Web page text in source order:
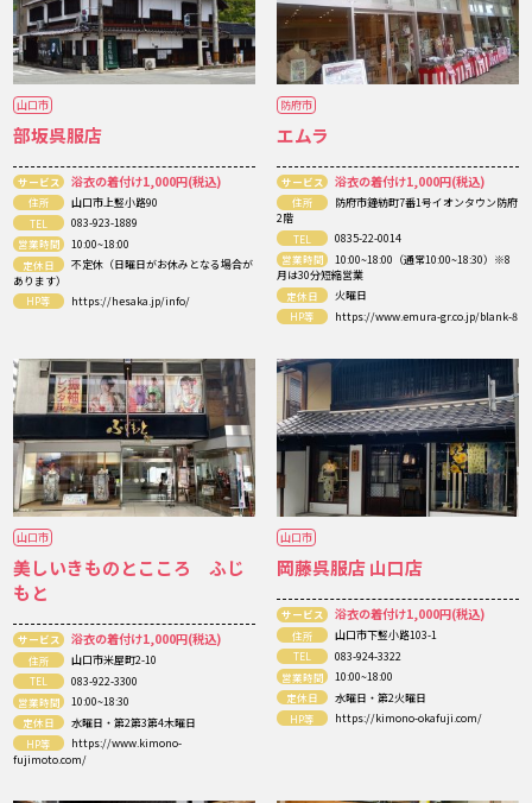
山口市
部坂呉服店
サービス 浴衣の着付け1,000円(税込)
住所 山口市上竪小路90
TEL 083-923-1889
営業時間 10:00~18:00
定休日
不定休（日曜日がお休みとなる場合が
あります）
HP等 https://hesaka.jp/info/
防府市
エムラ
サービス 浴衣の着付け1,000円(税込)
住所
防府市鐘紡町7番1号イオンタウン防府
2階
TEL 0835-22-0014
営業時間
10:00~18:00（通常10:00~18:30）※8
月は30分短縮営業
定休日 火曜日
HP等 https://www.emura-gr.co.jp/blank-8
山口市
美しいきものとこころ ふじ
もと
サービス 浴衣の着付け1,000円(税込)
住所 山口市米屋町2-10
TEL 083-922-3300
営業時間 10:00~18:30
定休日 水曜日・第2第3第4木曜日
HP等
https://www.kimono-
fujimoto.com/
山口市
岡藤呉服店 山口店
サービス 浴衣の着付け1,000円(税込)
住所 山口市下竪小路103-1
TEL 083-924-3322
営業時間 10:00~18:00
定休日 水曜日・第2火曜日
HP等 https://kimono-okafuji.com/